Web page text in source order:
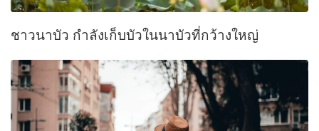
ชาวนาบัว กำลังเก็บบัวในนาบัวที่กว้างใหญ่